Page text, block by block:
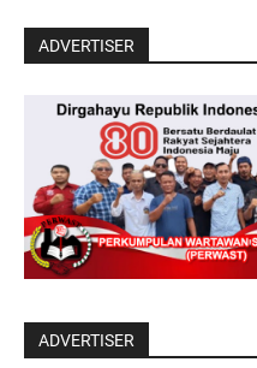
ADVERTISER
ADVERTISER